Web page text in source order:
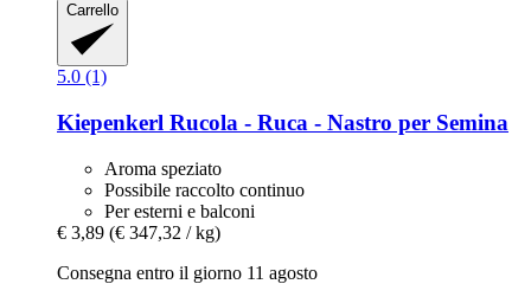
Carrello
5.0 (1)
Kiepenkerl Rucola -​ Ruca -​ Nastro per Semina
Aroma speziato
Possibile raccolto continuo
Per esterni e balconi
€ 3,89 (€ 347,32 / kg)
Consegna entro il giorno 11 agosto